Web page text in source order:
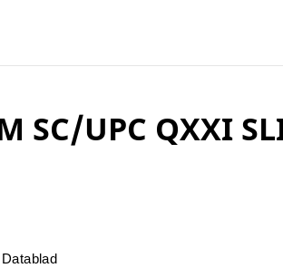
SC/UPC QXXI
Datablad